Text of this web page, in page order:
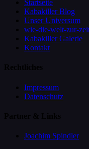
Startseite
Kabakiller Blog
Unser Universum
wie-die-welt-zur-
Kabakiller Galerie
Kontakt
Impressum
Datenschutz
Joachim Spindler